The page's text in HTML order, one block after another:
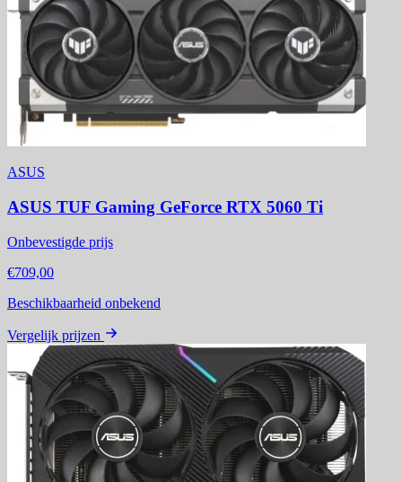
ASUS
ASUS TUF Gaming GeForce RTX 5060 Ti
Onbevestigde prijs
€709,00
Beschikbaarheid onbekend
Vergelijk prijzen